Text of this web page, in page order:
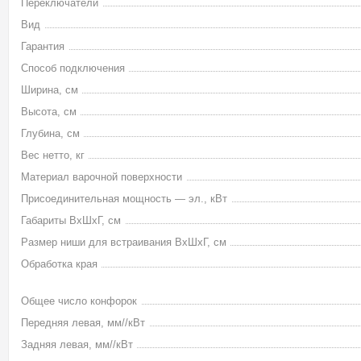
Переключатели
Вид
Гарантия
Способ подключения
Ширина, см
Высота, см
Глубина, см
Вес нетто, кг
Материал варочной поверхности
Присоединительная мощность — эл., кВт
Габариты ВхШхГ, см
Размер ниши для встраивания ВхШхГ, см
Обработка края
Общее число конфорок
Передняя левая, мм//кВт
Задняя левая, мм//кВт